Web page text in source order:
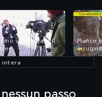
vuole rifare il
Plance
intera
passo